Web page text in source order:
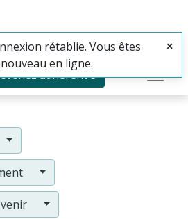
adhérent·e
rétablie. Vous êtes
en ligne.